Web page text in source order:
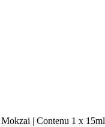
| Contenu 1 x 15ml